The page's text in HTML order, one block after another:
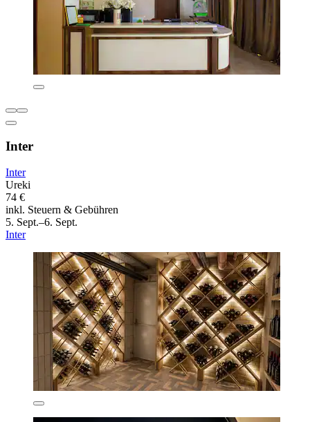
Inter
Inter
Ureki
74 €
inkl. Steuern & Gebühren
5. Sept.–6. Sept.
Inter